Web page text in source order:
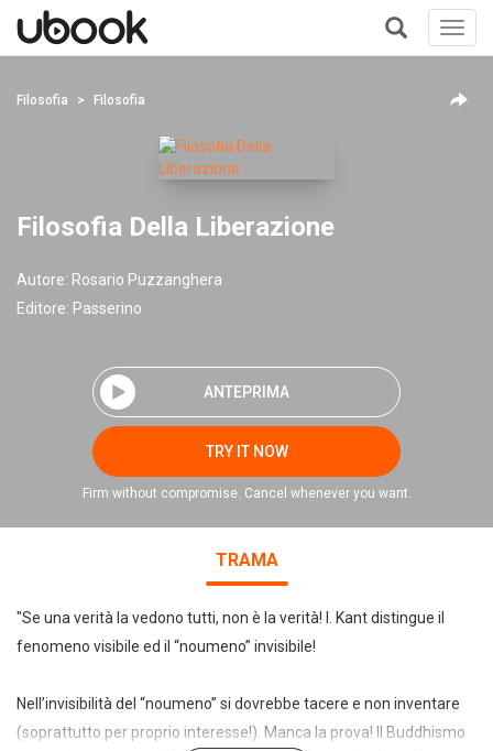
+
Filosofia Filosofia
Filosofia Della Liberazione
Autore: Rosario Puzzanghera
Editore: Passerino
ANTEPRIMA
TRY IT NOW
Firm without compromise. Cancel whenever you want.
TRAMA
"Se una verità la vedono tutti, non è la verità! I. Kant distingue il
fenomeno visibile ed il “noumeno” invisibile!
Nell’invisibilità del “noumeno” si dovrebbe tacere e non inventare
(soprattutto per proprio interesse!). Manca la prova! Il Buddhismo